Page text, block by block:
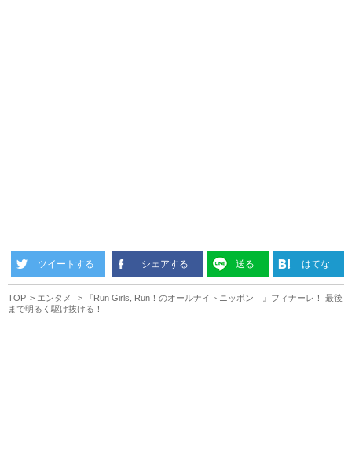
ツイートする シェアする 送る はてな
TOP エンタメ
『Run Girls, Run！のオールナイトニッポンｉ』フィナーレ！ 最後
まで明るく駆け抜ける！